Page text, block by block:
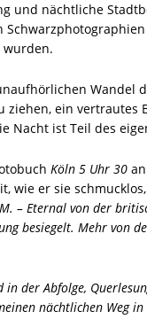
und nächtliche
wurden.
ein
Nacht ist Teil des
Köln 5 Uhr 30
wie er sie
– Eternal von der
besiegelt. Mehr von
der Abfolge,
nächtlichen Weg